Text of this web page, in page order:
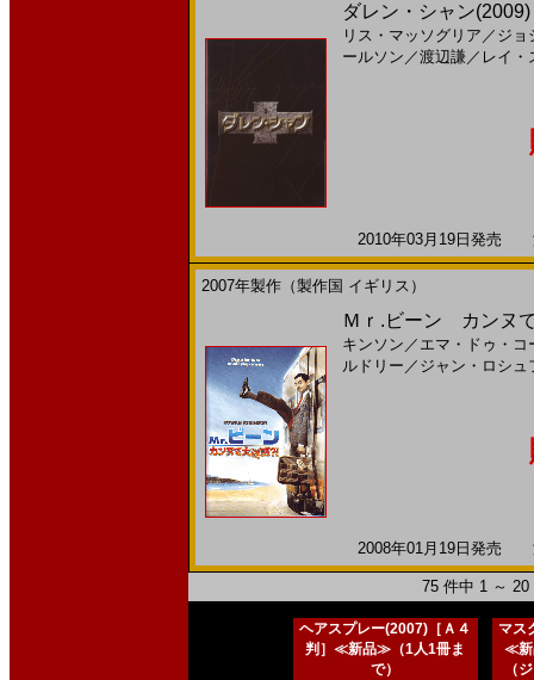
ダレン・シャン
リス・マッソグリア ／ ジョ
ールソン ／渡辺謙／ レイ・
2010年03月19日発売
2007年製作（製作国 イギリス）
Ｍｒ.ビーン カンヌ
キンソン ／ エマ・ドゥ・コ
ルドリー ／ ジャン・ロシュ
2008年01月19日発売
75 件中 1 ～
ヘアスプレー(2007)［Ａ４
判］≪新品≫（1人1冊ま
で）
マス
≪新
（